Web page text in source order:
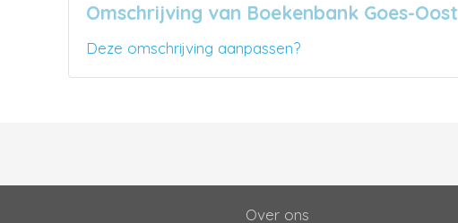
Omschrijving van Boekenbank Goes-Oost
Deze omschrijving aanpassen?
Over ons